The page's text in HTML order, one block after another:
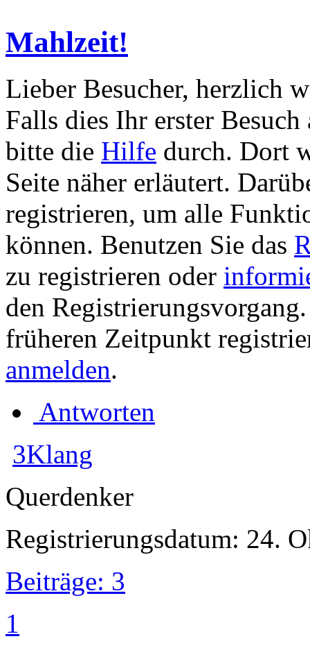
Mahlzeit!
Lieber Besucher, herzlich
Falls dies Ihr erster
bitte die Hilfe durch. Dort
Seite näher erläutert.
registrieren, um alle
können. Benutzen Sie das
zu registrieren oder
den
früheren Zeitpunkt
anmelden.
Antworten
3Klang
Querdenker
Registrierungsdatum: 24.
Beiträge: 3
1